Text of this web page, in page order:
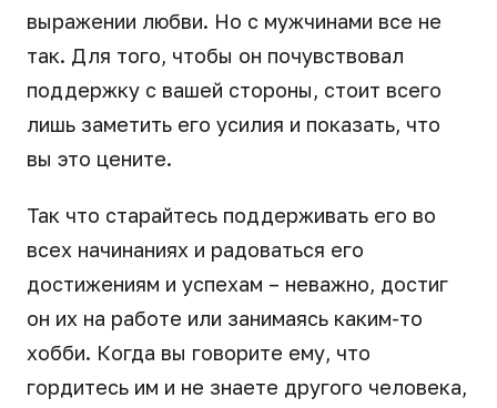
выражении любви. Но с мужчинами все не
так. Для того, чтобы он почувствовал
поддержку с вашей стороны, стоит всего
лишь заметить его усилия и показать, что
вы это цените.
Так что старайтесь поддерживать его во
всех начинаниях и радоваться его
достижениям и успехам – неважно, достиг
он их на работе или занимаясь каким-то
хобби. Когда вы говорите ему, что
гордитесь им и не знаете другого человека,